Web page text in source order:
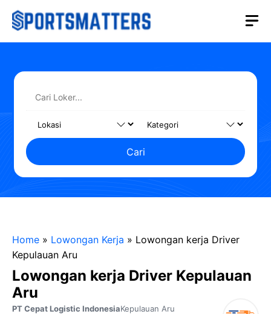
Langsung
Cari
Home » Lowongan Kerja » Lowongan kerja Driver
Kepulauan Aru
Lowongan kerja Driver Kepulauan
Aru
PT Cepat Logistic IndonesiaKepulauan Aru